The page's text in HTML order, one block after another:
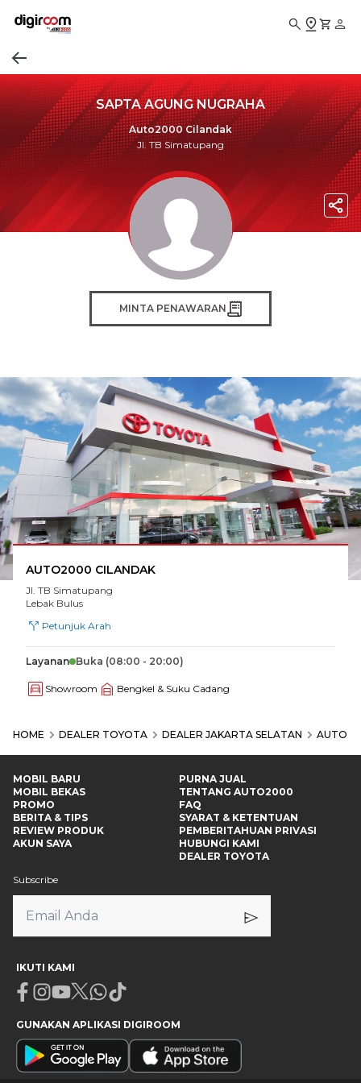
SAPTA AGUNG NUGRAHA
Auto2000 Cilandak
Jl. TB Simatupang
MINTA PENAWARAN
AUTO2000 CILANDAK
Jl. TB Simatupang
Lebak Bulus
Petunjuk Arah
Layanan Buka (08:00 - 20:00)
Showroom Bengkel & Suku Cadang
HOME DEALER TOYOTA DEALER JAKARTA SELATAN
MOBIL BARU
MOBIL BEKAS
PROMO
BERITA & TIPS
REVIEW PRODUK
AKUN SAYA
PURNA JUAL
TENTANG AUTO2000
FAQ
SYARAT & KETENTUAN
PEMBERITAHUAN PRIVASI
HUBUNGI KAMI
DEALER TOYOTA
Subscribe
IKUTI KAMI
Facebook
Instagram
Youtube
X Whatsapp
Tiktok
GUNAKAN APLIKASI DIGIROOM